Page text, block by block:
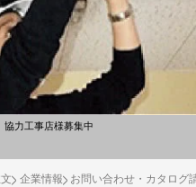
協力工事店様募集中
企業情報 お問い合わせ・カタログ